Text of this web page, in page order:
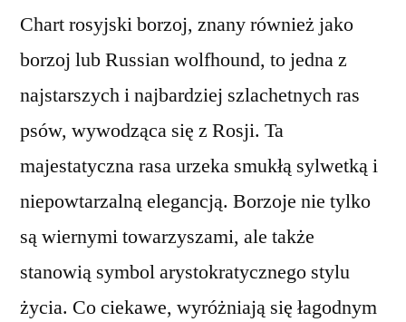
Chart rosyjski borzoj, znany również jako
borzoj lub Russian wolfhound, to jedna z
najstarszych i najbardziej szlachetnych ras
psów, wywodząca się z Rosji. Ta
majestatyczna rasa urzeka smukłą sylwetką i
niepowtarzalną elegancją. Borzoje nie tylko
są wiernymi towarzyszami, ale także
stanowią symbol arystokratycznego stylu
życia. Co ciekawe, wyróżniają się łagodnym